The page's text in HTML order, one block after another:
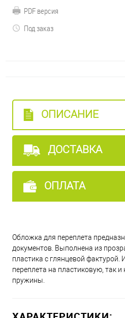
PDF версия
Под заказ
ОПИСАНИЕ
ДОСТАВКА
ОПЛАТА
Обложка для переплета
документов. Выполнена из
пластика с глянцевой фактурой.
переплета на пластиковую, так
пружины.